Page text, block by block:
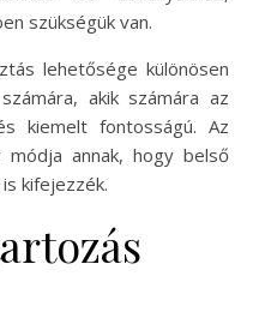
szükségük van.
lehetősége különösen
akik számára az
kiemelt fontosságú. Az
annak, hogy belső
kifejezzék.